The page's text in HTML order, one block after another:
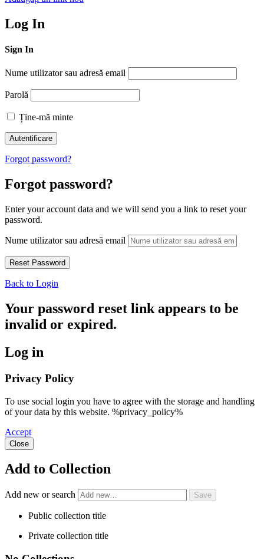
Log In
Sign In
Nume utilizator sau adresă email
Parolă
Ține-mă minte
Forgot password?
Forgot password?
Enter your account data and we will send you a link to reset your
password.
Nume utilizator sau adresă email
Back to Login
Your password reset link appears to be
invalid or expired.
Log in
Privacy Policy
To use social login you have to agree with the storage and handling
of your data by this website. %privacy_policy%
Accept
Close
Add to Collection
Add new or search
Public collection title
Private collection title